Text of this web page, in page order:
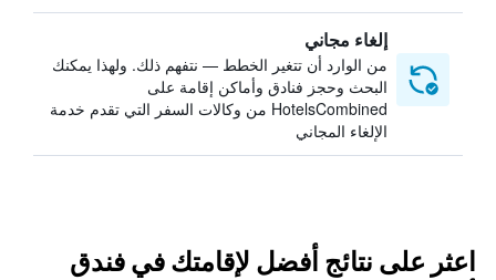
إلغاء مجاني
من الوارد أن تتغير الخطط — نتفهم ذلك. ولهذا يمكنك
البحث وحجز فنادق وأماكن إقامة على
HotelsCombined من وكالات السفر التي تقدم خدمة
الإلغاء المجاني
اعثر على نتائج أفضل لإقامتك في فندق